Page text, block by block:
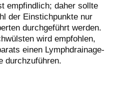
empfindlich; daher sollte
der Einstichpunkte nur
durchgeführt werden.
wird empfohlen,
einen Lymphdrainage-
durchzuführen.